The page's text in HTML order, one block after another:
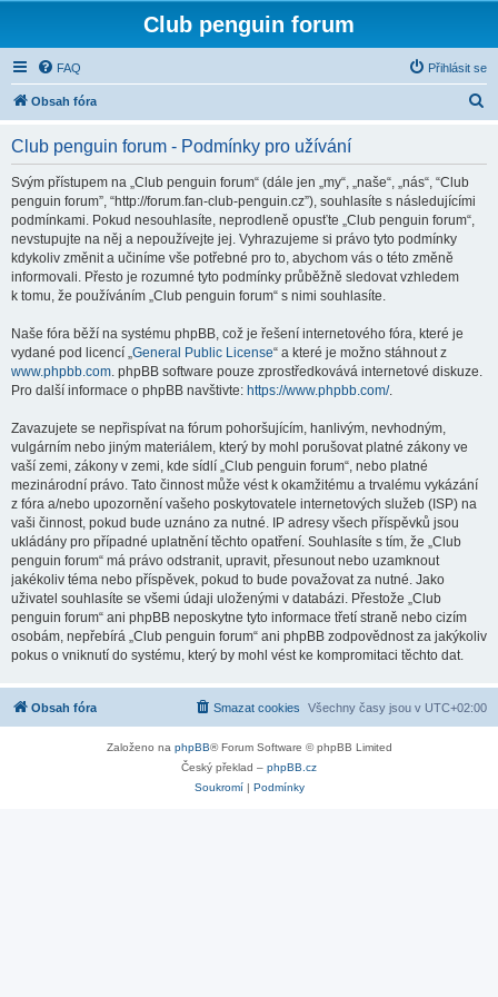
Club penguin forum
FAQ Přihlásit se
Obsah fóra
Club penguin forum - Podmínky pro užívání
Svým přístupem na „Club penguin forum“ (dále jen „my“, „naše“, „nás“, “Club
penguin forum”, “http://forum.fan-club-penguin.cz”), souhlasíte s následujícími
podmínkami. Pokud nesouhlasíte, neprodleně opusťte „Club penguin forum“,
nevstupujte na něj a nepoužívejte jej. Vyhrazujeme si právo tyto podmínky
kdykoliv změnit a učiníme vše potřebné pro to, abychom vás o této změně
informovali. Přesto je rozumné tyto podmínky průběžně sledovat vzhledem
k tomu, že používáním „Club penguin forum“ s nimi souhlasíte.
Naše fóra běží na systému phpBB, což je řešení internetového fóra, které je
vydané pod licencí „General Public License“ a které je možno stáhnout z
www.phpbb.com. phpBB software pouze zprostředkovává internetové diskuze.
Pro další informace o phpBB navštivte: https://www.phpbb.com/.
Zavazujete se nepřispívat na fórum pohoršujícím, hanlivým, nevhodným,
vulgárním nebo jiným materiálem, který by mohl porušovat platné zákony ve
vaší zemi, zákony v zemi, kde sídlí „Club penguin forum“, nebo platné
mezinárodní právo. Tato činnost může vést k okamžitému a trvalému vykázání
z fóra a/nebo upozornění vašeho poskytovatele internetových služeb (ISP) na
vaši činnost, pokud bude uznáno za nutné. IP adresy všech příspěvků jsou
ukládány pro případné uplatnění těchto opatření. Souhlasíte s tím, že „Club
penguin forum“ má právo odstranit, upravit, přesunout nebo uzamknout
jakékoliv téma nebo příspěvek, pokud to bude považovat za nutné. Jako
uživatel souhlasíte se všemi údaji uloženými v databázi. Přestože „Club
penguin forum“ ani phpBB neposkytne tyto informace třetí straně nebo cizím
osobám, nepřebírá „Club penguin forum“ ani phpBB zodpovědnost za jakýkoliv
pokus o vniknutí do systému, který by mohl vést ke kompromitaci těchto dat.
Obsah fóra Všechny časy jsou v UTC+02:00
Smazat cookies
Založeno na phpBB® Forum Software © phpBB Limited
Český překlad – phpBB.cz
Soukromí| Podmínky